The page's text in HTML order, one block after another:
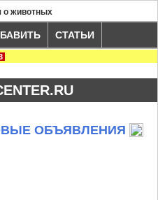
о животных
СТАТЬИ
ОБЪЯВЛЕНИЯ